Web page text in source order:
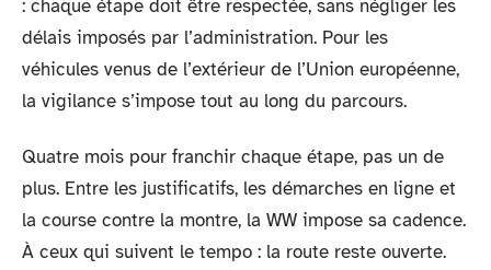
: chaque étape doit être respectée, sans négliger les
délais imposés par l’administration. Pour les
véhicules venus de l’extérieur de l’Union européenne,
la vigilance s’impose tout au long du parcours.
Quatre mois pour franchir chaque étape, pas un de
plus. Entre les justificatifs, les démarches en ligne et
la course contre la montre, la WW impose sa cadence.
À ceux qui suivent le tempo : la route reste ouverte.